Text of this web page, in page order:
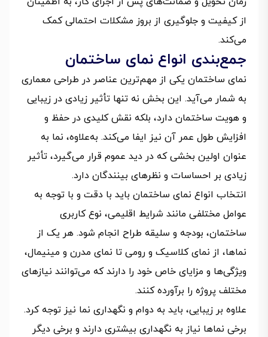
از کیفیت و جلوگیری از بروز مشکلات احتمالی کمک
می‌کند.
جمع‌بندی انواع نمای ساختمان
نمای ساختمان یکی از مهم‌ترین عناصر در طراحی معماری
به شمار می‌آید. این بخش نه تنها تأثیر زیادی در زیبایی
و هویت ساختمان دارد، بلکه نقش کلیدی در حفظ و
افزایش طول عمر آن نیز ایفا می‌کند. به‌علاوه، نما به
عنوان اولین بخشی که در دید عموم قرار می‌گیرد، تأثیر
زیادی بر احساسات و نظرهای بینندگان دارد.
انتخاب انواع نمای ساختمان باید با دقت و با توجه به
عوامل مختلفی مانند شرایط اقلیمی، نوع کاربری
ساختمان، بودجه و سلیقه طراح انجام شود. هر یک از
نماها، از نمای کلاسیک و رومی تا نمای مدرن و مینیمال،
ویژگی‌ها و مزایای خاص خود را دارند که می‌توانند نیازهای
مختلف پروژه را برآورده کنند.
علاوه بر زیبایی، باید به دوام و نگهداری نما نیز توجه کرد.
برخی نماها نیاز به نگهداری بیشتری دارند و برخی دیگر